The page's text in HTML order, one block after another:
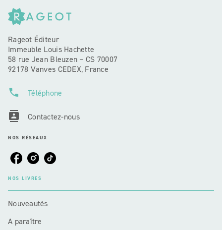
Rageot Éditeur
Immeuble Louis Hachette
58 rue Jean Bleuzen – CS 70007
92178 Vanves CEDEX, France
phone Téléphone
contacts Contactez-nous
NOS RÉSEAUX
NOS LIVRES
Nouveautés
A paraître